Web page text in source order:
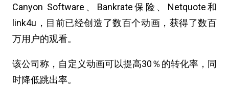
Canyon Software、Bankrate保险、Netquote和
link4u，目前已经创造了数百个动画，获得了数百
万用户的观看。
该公司称，自定义动画可以提高30％的转化率，同
时降低跳出率。